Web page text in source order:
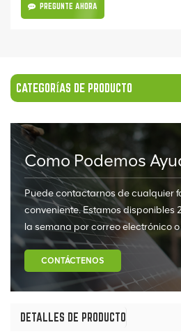
PREGUNTE AHORA
CATEGORÍAS DE PRODUCTO
Como Podemos
Puede contactarnos de cualquier
conveniente. Estamos disponibles
la semana por correo electrónico o
CONTÁCTENOS
DETALLES DE PRODUCTO